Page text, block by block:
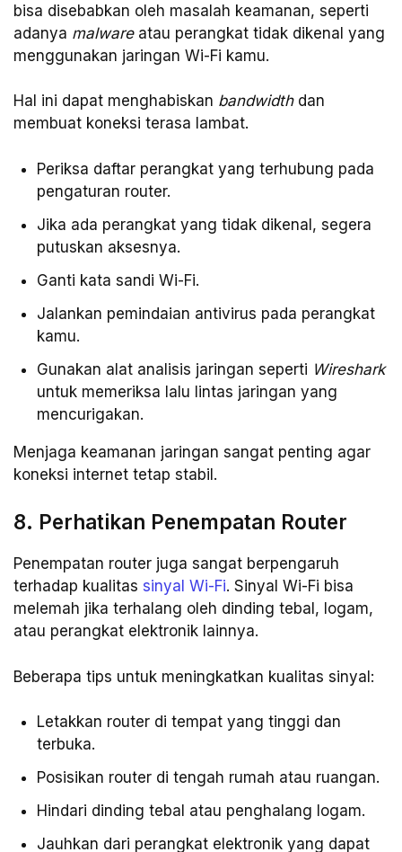
bisa disebabkan oleh masalah keamanan, seperti
adanya malwareatau perangkat tidak dikenal yang
menggunakan jaringan Wi-Fi kamu.
Hal ini dapat menghabiskan bandwidthdan
membuat koneksi terasa lambat.
Periksa daftar perangkat yang terhubung pada
pengaturan router.
Jika ada perangkat yang tidak dikenal, segera
putuskan aksesnya.
Ganti kata sandi Wi-Fi.
Jalankan pemindaian antivirus pada perangkat
kamu.
Gunakan alat analisis jaringan seperti Wireshark
untuk memeriksa lalu lintas jaringan yang
mencurigakan.
Menjaga keamanan jaringan sangat penting agar
koneksi internet tetap stabil.
8. Perhatikan Penempatan Router
Penempatan router juga sangat berpengaruh
terhadap kualitas sinyal Wi-Fi. Sinyal Wi-Fi bisa
melemah jika terhalang oleh dinding tebal, logam,
atau perangkat elektronik lainnya.
Beberapa tips untuk meningkatkan kualitas sinyal:
Letakkan router di tempat yang tinggi dan
terbuka.
Posisikan router di tengah rumah atau ruangan.
Hindari dinding tebal atau penghalang logam.
Jauhkan dari perangkat elektronik yang dapat